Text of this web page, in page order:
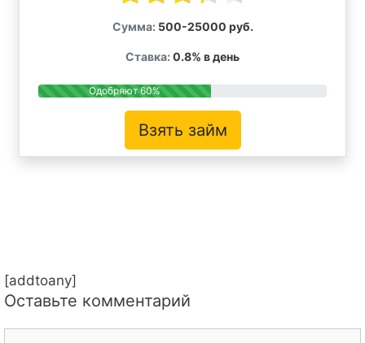
Сумма: 500-25000 руб.
Ставка: 0.8% в день
Одобряют 60%
Взять займ
[addtoany]
Оставьте комментарий